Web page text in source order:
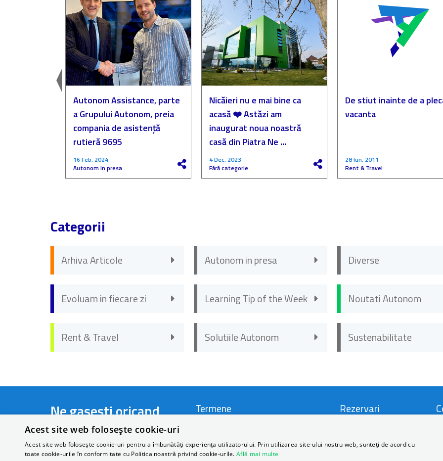
Autonom Assistance, parte
a Grupului Autonom, preia
compania de asistență
rutieră 9695
16 Feb. 2024
Autonom in presa
Nicăieri nu e mai bine ca
acasă ❤️ Astăzi am
inaugurat noua noastră
casă din Piatra Ne ...
4 Dec. 2023
Fără categorie
De stiut inainte de a
vacanta
28 Iun. 2011
Rent & Travel
Categorii
Arhiva Articole Autonom in presa Diverse
Evoluam in fiecare zi Learning Tip of the Week Noutati Autonom
Rent & Travel Solutiile Autonom Sustenabilitate
Ne gasesti oricand
Telefon:+40 721 44 22 66
Email:rezervari@autonom.com
Termene
Termeni si Conditii
Rezervari
Locatii
Acest site web folosește cookie-uri
Acest site web folosește cookie-uri pentru a îmbunătăți experiența utilizatorului. Prin utilizarea site-ului nostru web, sunteți de acord cu
toate cookie-urile în conformitate cu Politica noastră privind cookie-urile.Află mai multe